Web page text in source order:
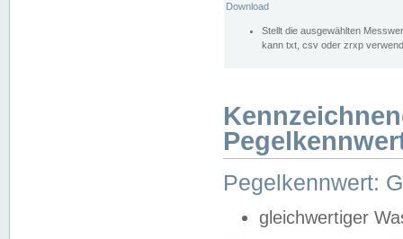
Download
Stellt die ausgewählten
kann txt, csv oder zrxp
Pegelkennwert:
gleichwertiger